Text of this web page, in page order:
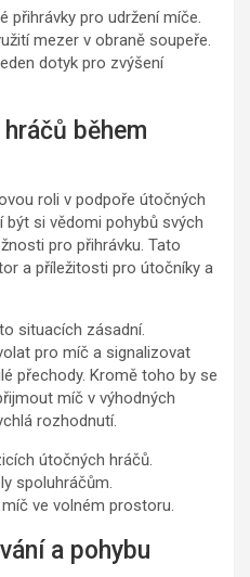
přihrávky pro udržení míče.
mezer v obraně soupeře.
dotyk pro zvýšení
během
roli v podpoře útočných
být si vědomi pohybů svých
pro přihrávku. Tato
a příležitosti pro útočníky a
situacích zásadní.
pro míč a signalizovat
přechody. Kromě toho by se
míč v výhodných
rozhodnutí.
útočných hráčů.
spoluhráčům.
ve volném prostoru.
a pohybu